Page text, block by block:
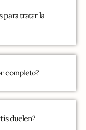
para tratar la
completo?
duelen?